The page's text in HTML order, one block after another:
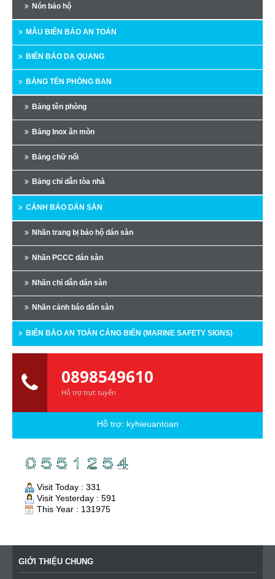
Nón bảo hộ
MẪU BIỂN BÁO AN TOÀN
BIỂN BÁO DẠ QUANG
BẢNG TÊN PHÒNG BAN
Bảng tên phòng
Bảng Inox ăn mòn
Bảng chữ nổi
Bảng chỉ dẫn tòa nhà
CẢNH BÁO DÁN SÀN
Nhãn trang bị bảo hộ dán sàn
Nhãn PCCC dán sàn
Nhãn chỉ dẫn dán sàn
Nhãn cảnh báo dán sàn
BIỂN BÁO AN TOÀN CẢNG BIỂN (MARINE SAFETY SIGNS)
0898549610
Hỗ trợ trực tuyến
Hỗ trợ: kyhieuantoan
Visit Today : 331
Visit Yesterday : 591
This Year : 131975
GIỚI THIỆU CHUNG